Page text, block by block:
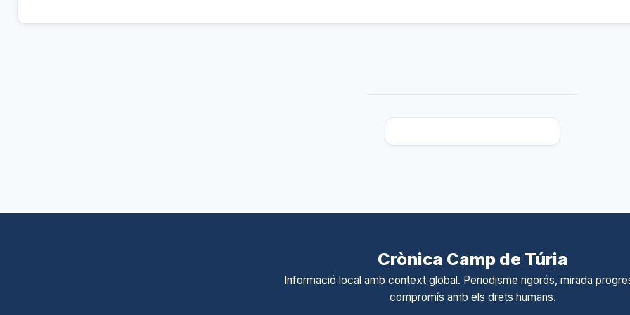
Crònica Camp de Túria
Informació local amb context global. Periodisme rigorós, mirada
compromís amb els drets humans.